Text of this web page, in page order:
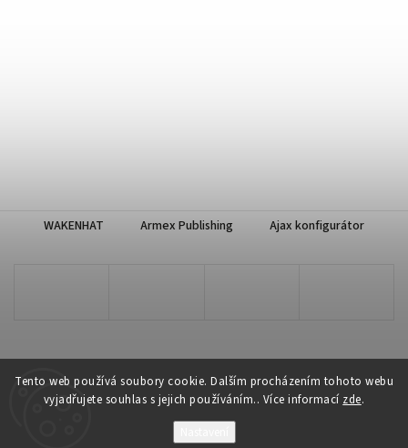
Tento web používá soubory cookie. Dalším procházením tohoto webu
vyjadřujete souhlas s jejich používáním.. Více informací zde.
WAKENHAT Armex Publishing Ajax konfigurátor
WAKENHAT e-shop. Všechna práva vyhrazena.